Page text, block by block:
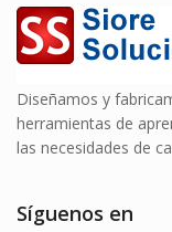
Diseñamos y
herramientas de
las necesidades de
Síguenos en